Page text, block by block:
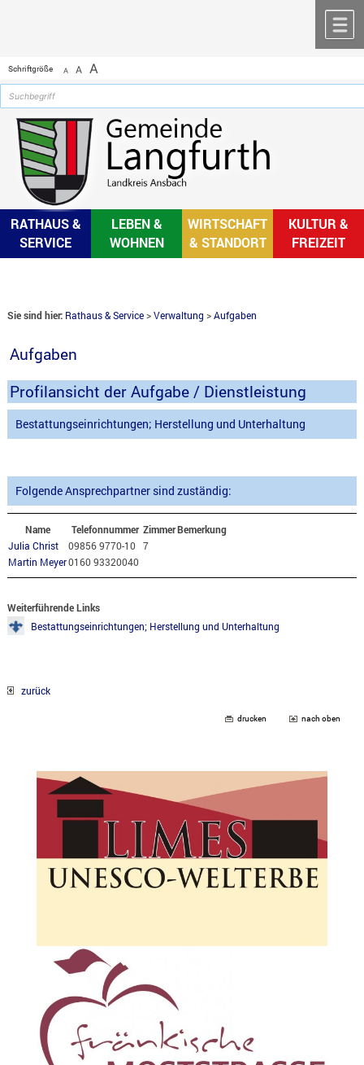
Schriftgröße A A A
RATHAUS &
SERVICE
LEBEN &
WOHNEN
WIRTSCHAFT
& STANDORT
KULTUR &
FREIZEIT
Sie sind hier: Rathaus & Service>Verwaltung >Aufgaben
Aufgaben
Profilansicht der Aufgabe / Dienstleistung
Bestattungseinrichtungen; Herstellung und Unterhaltung
Folgende Ansprechpartner sind zuständig:
Name Telefonnummer ZimmerBemerkung
Julia Christ
09856 9770-10
7
Martin Meyer0160 93320040
Weiterführende Links
Bestattungseinrichtungen; Herstellung und Unterhaltung
zurück
drucken nach oben